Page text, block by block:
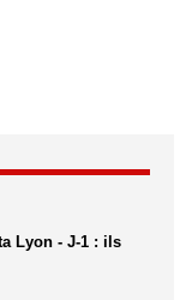
Lyon - J-1 : ils